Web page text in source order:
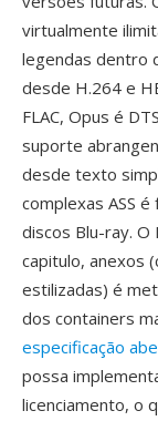
virtualmente
legendas dentro
desde H.264 e
FLAC, Opus é
suporte
desde texto
complexas ASS
discos Blu-ray.
capitulo, anexos
estilizadas) é
dos containers
especificação
possa
licenciamento, o